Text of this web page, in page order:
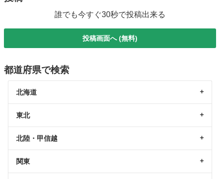
誰でも今すぐ30秒で投稿出来る
投稿画面へ (無料)
都道府県で検索
北海道
東北
北陸・甲信越
関東